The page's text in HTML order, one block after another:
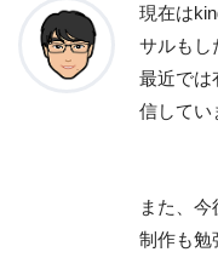
現在は
サルもし
最近では
信してい
また、
制作も勉